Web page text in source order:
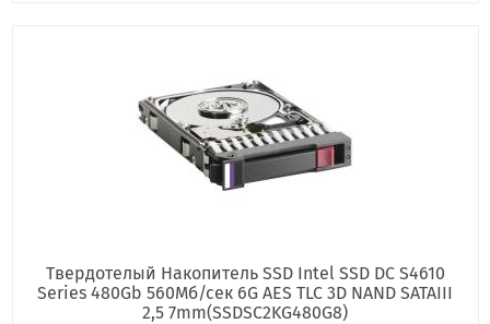
Твердотелый Накопитель SSD Intel SSD DC S4610
Series 480Gb 560Мб/сек 6G AES TLC 3D NAND SATAIII
2,5 7mm(SSDSC2KG480G8)